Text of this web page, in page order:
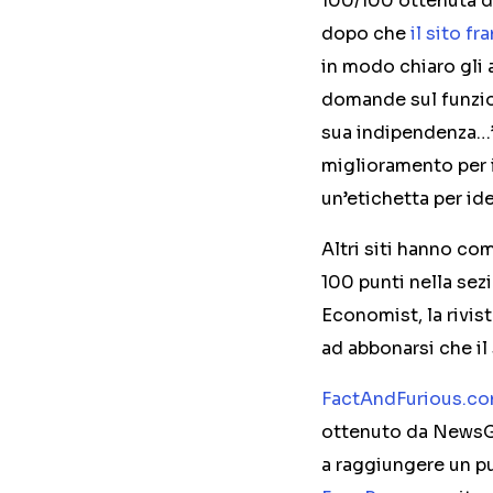
dopo cheil sito
in modo chiaro
domande sul
sua
miglioramento per
un’etichetta per
Altri siti hanno
100 punti nella
Economist, la
ad abbonarsi che
ottenuto da
a raggiungere un